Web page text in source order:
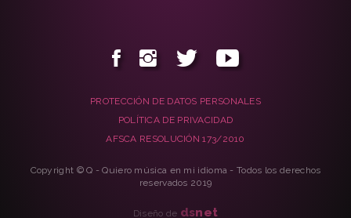
PROTECCIÓN DE DATOS PERSONALES
POLÍTICA DE PRIVACIDAD
AFSCA RESOLUCIÓN 173/2010
Copyright © Q - Quiero música en mi idioma - Todos los derechos
reservados 2019
Diseño de dsnet